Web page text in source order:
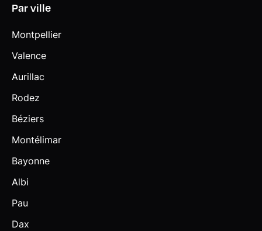
Par ville
Montpellier
Valence
Aurillac
Rodez
Béziers
Montélimar
Bayonne
Albi
Pau
Dax